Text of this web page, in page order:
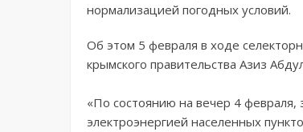
нормализацией погодных условий.
Об этом 5 февраля в ходе
крымского правительства Азиз
«По состоянию на вечер 4
электроэнергией населенных